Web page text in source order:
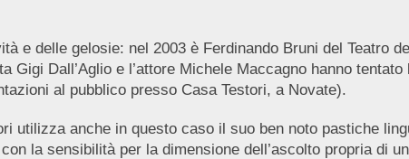
e delle gelosie: nel 2003 è Ferdinando Bruni del Teatro
Gigi Dall’Aglio e l’attore Michele Maccagno hanno
al pubblico presso Casa Testori, a Novate).
utilizza anche in questo caso il suo ben noto pastiche
la sensibilità per la dimensione dell’ascolto propria di